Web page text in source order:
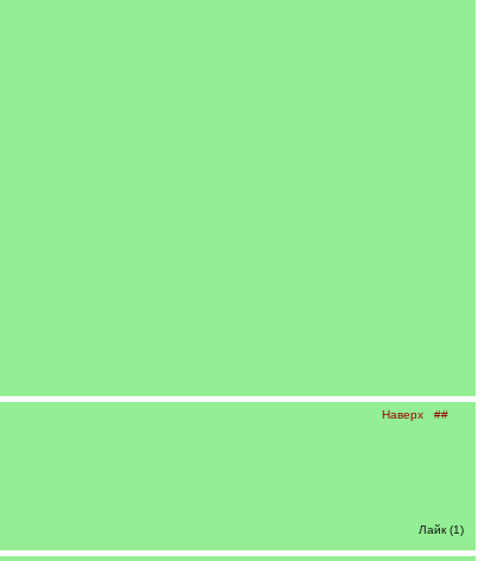
Наверх ##
Лайк (1)